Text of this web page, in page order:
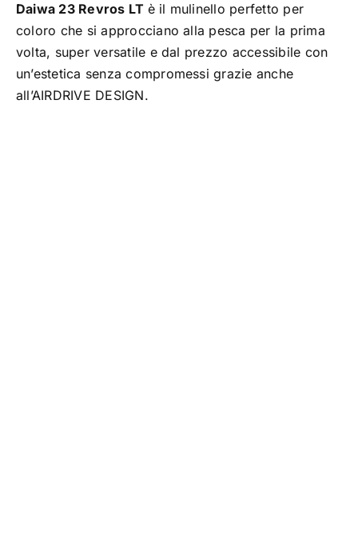
TROUT AREA
SALTWATER
Daiwa 23 Revros LT è il mulinello perfetto per
coloro che si approcciano alla pesca per la prima
volta, super versatile e dal prezzo accessibile con
un’estetica senza compromessi grazie anche
all’AIRDRIVE DESIGN.